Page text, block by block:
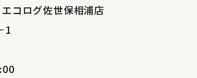
コログ佐世保相浦店
1